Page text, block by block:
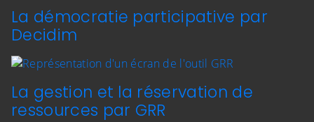
La démocratie participative par
Decidim
La gestion et la réservation de
ressources par GRR